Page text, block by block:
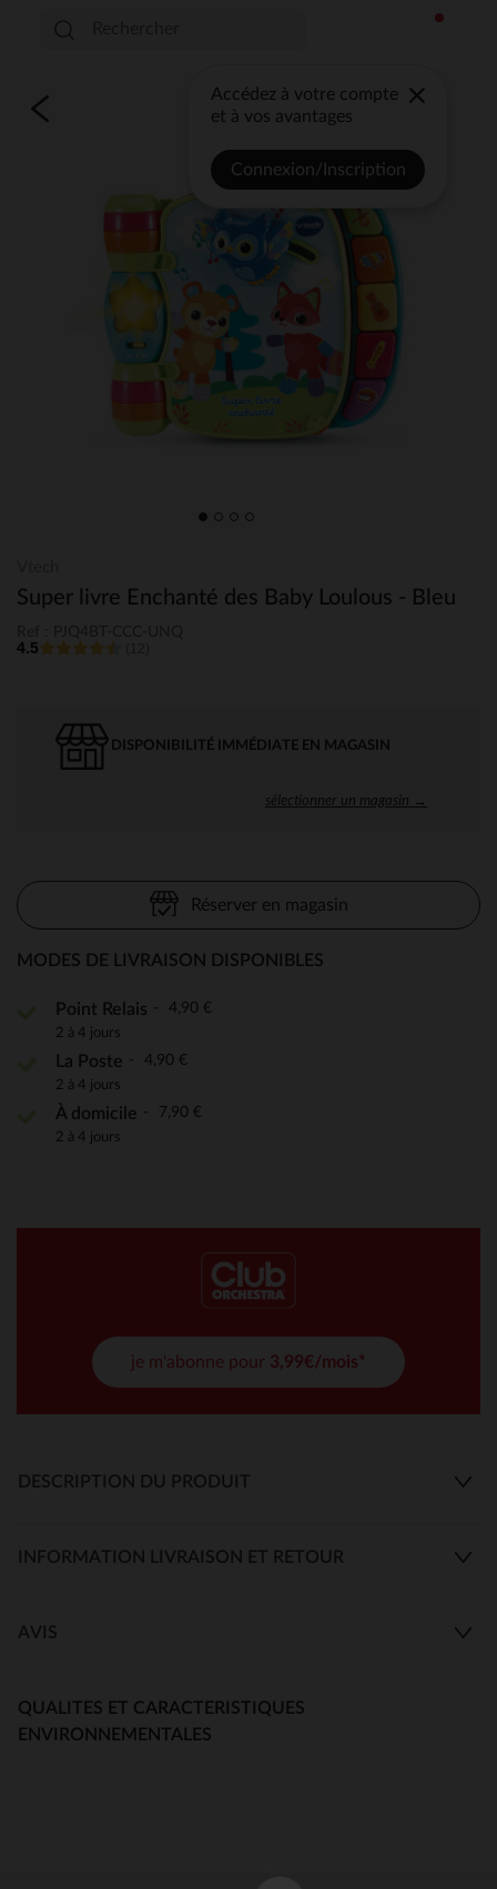
Accédez à votre compte
et à vos avantages
Connexion/Inscription
Super livre Enchanté des Baby Loulous - Bleu
4.5
DISPONIBILITÉ IMMÉDIATE EN MAGASIN
sélectionner un magasin →
Réserver en magasin
MODES DE LIVRAISON DISPONIBLES
Point Relais 4,90 €
2 à 4 jours
La Poste 4,90 €
2 à 4 jours
À domicile 7,90 €
2 à 4 jours
je m'abonne pour 3,99€/mois*
DESCRIPTION DU PRODUIT
INFORMATION LIVRAISON ET RETOUR
AVIS
QUALITES ET CARACTERISTIQUES
ENVIRONNEMENTALES